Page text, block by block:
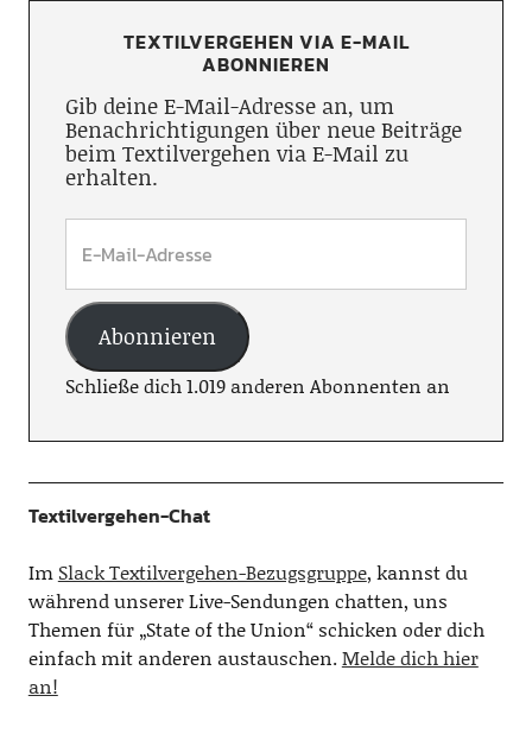
TEXTILVERGEHEN VIA E-MAIL
ABONNIEREN
Gib deine E-Mail-Adresse an, um
Benachrichtigungen über neue Beiträge
beim Textilvergehen via E-Mail zu
erhalten.
Abonnieren
Schließe dich 1.019 anderen Abonnenten an
Textilvergehen-Chat
Im Slack Textilvergehen-Bezugsgruppe, kannst du
während unserer Live-Sendungen chatten, uns
Themen für „State of the Union“ schicken oder dich
einfach mit anderen austauschen.Melde dich hier
an!